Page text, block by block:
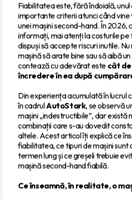
Fiabilitatea este, fără îndoială,
importante criterii atunci când
unei mașini second-hand. În 2026,
informați, mai atenți la costurile pe
dispuși să accepte riscuri inutile.
mașină să arate bine sau să aibă
contează cu adevărat este cât
încredere în ea după
Din experiența acumulată în lucrul
în cadrulAutoStark, se observă
mașini „indestructibile”, dar există
combinații care s-au dovedit
altele. Acest articol îți explică ce
fiabilitatea, ce tipuri de mașini sunt
termen lung și ce greșeli trebuie
mașină second-hand fiabilă.
Ce înseamnă, în realitate, o